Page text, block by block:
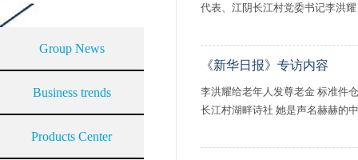
Group News
Business trends
Products Center
代表、江阴长江村党委书记李洪
《新华日报》专访内容
李洪耀给老年人发尊老金 标准件
长江村湖畔诗社 她是声名赫赫的